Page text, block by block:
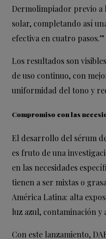
Dermolimpiador previo
solar, completando así
efectiva en cuatro pasos.”
Los resultados son
de uso continuo, con
uniformidad del tono y
Compromiso con las
El desarrollo del sérum
es fruto de una
en las necesidades
tienen a ser mixtas o
América Latina: alta
luz azul, contaminación
Con este lanzamiento,